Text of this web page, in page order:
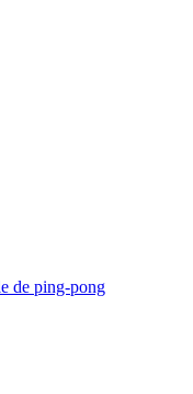
de ping-pong